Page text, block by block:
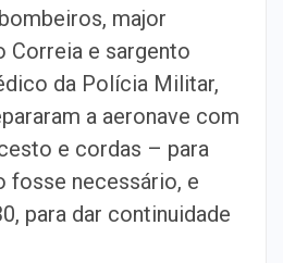
major
Correia e sargento
da Polícia Militar,
a aeronave com
e cordas – para
fosse necessário, e
para dar continuidade